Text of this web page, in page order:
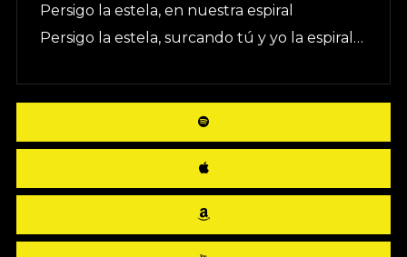
Persigo la estela, en nuestra espiral
Persigo la estela, surcando tú y yo la espiral…